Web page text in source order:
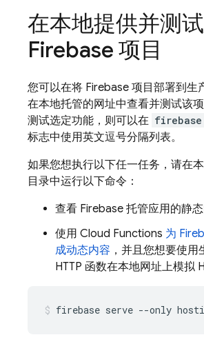
在本地提供并测
Firebase 项目
您可以在将 Firebase 项目部署到生
在本地托管的网址中查看并测试该
测试选定功能，则可以在
标志中使用英文逗号分隔列表。
如果您想执行以下任一任务，请在
目录中运行以下命令：
查看 Firebase 托管应用的静态
使用 Cloud Functions 为
成动态内容 ，并且您想要使用
HTTP 函数在本地网址上模拟
firebase serve --only